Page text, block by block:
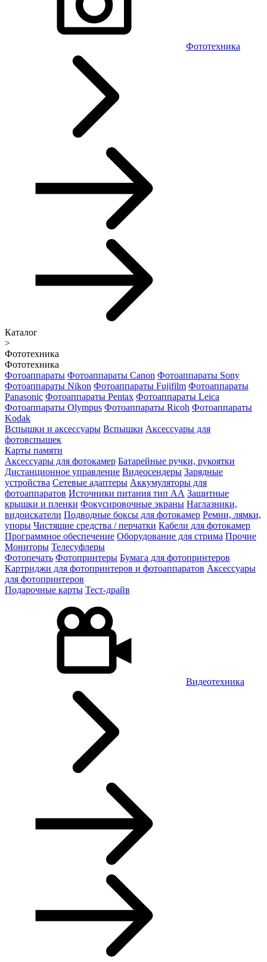
Фототехника
Каталог
>
Фототехника
Фототехника
Фотоаппараты Фотоаппараты Canon Фотоаппараты Sony
Фотоаппараты Nikon Фотоаппараты Fujifilm Фотоаппараты
Panasonic Фотоаппараты Pentax Фотоаппараты Leica
Фотоаппараты Olympus Фотоаппараты Ricoh Фотоаппараты
Kodak
Вспышки и аксессуары Вспышки Аксессуары для
фотовспышек
Карты памяти
Аксессуары для фотокамер Батарейные ручки, рукоятки
Дистанционное управление Видеосендеры Зарядные
устройства Сетевые адаптеры Аккумуляторы для
фотоаппаратов Источники питания тип АА Защитные
крышки и пленки Фокусировочные экраны Наглазники,
видоискатели Подводные боксы для фотокамер Ремни, лямки,
упоры Чистящие средства / перчатки Кабели для фотокамер
Программное обеспечение Оборудование для стрима Прочие
Мониторы Телесуфлеры
Фотопечать Фотопринтеры Бумага для фотопринтеров
Картриджи для фотопринтеров и фотоаппаратов Аксессуары
для фотопринтеров
Подарочные карты Тест-драйв
Видеотехника